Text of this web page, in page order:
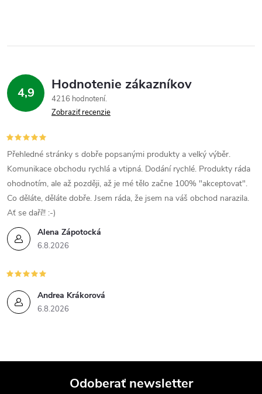
l
d
a
c
i
e
p
r
v
k
y
4,9 Hodnotenie zákazníkov
4216 hodnotení
Zobraziť recenzie
Alena Zápotocká
6.8.2026
Přehledné stránky s dobře popsanými produkty a velký výběr.
Komunikace obchodu rychlá a vtipná. Dodání rychlé. Produkty ráda
ohodnotím, ale až později, až je mé tělo začne 100% "akceptovat".
Co děláte, děláte dobře. Jsem ráda, že jsem na váš obchod narazila.
Ať se daří!! :-)
Andrea Krákorová
6.8.2026
Odoberať newsletter